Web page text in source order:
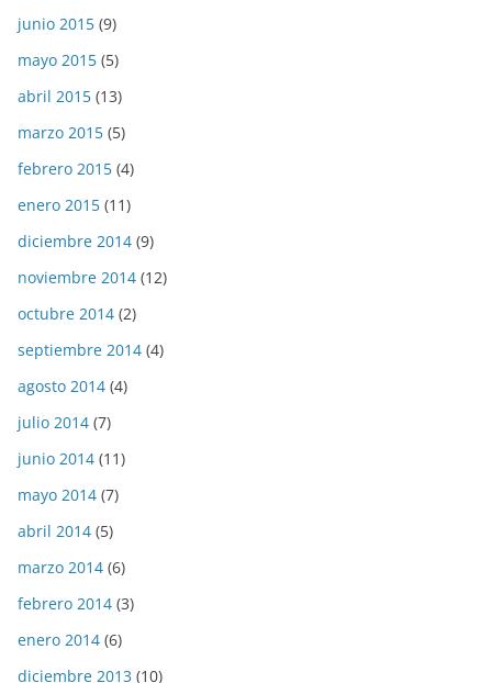
junio 2015 (9)
mayo 2015 (5)
abril 2015 (13)
marzo 2015 (5)
febrero 2015 (4)
enero 2015 (11)
diciembre 2014 (9)
noviembre 2014 (12)
octubre 2014 (2)
septiembre 2014 (4)
agosto 2014 (4)
julio 2014 (7)
junio 2014 (11)
mayo 2014 (7)
abril 2014 (5)
marzo 2014 (6)
febrero 2014 (3)
enero 2014 (6)
diciembre 2013 (10)